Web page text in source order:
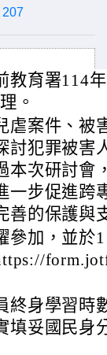
207
教育署114
。
虐案件、被
討犯罪被害
本次研討會
一步促進跨
善的保護與
參加，並於
終身學習時
填妥國民身